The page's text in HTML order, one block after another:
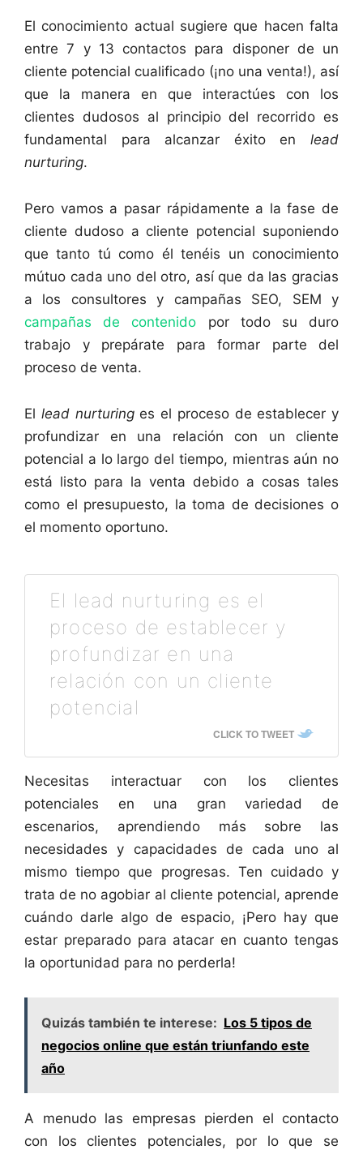
El conocimiento actual sugiere que hacen falta
entre 7 y 13 contactos para disponer de un
cliente potencial cualificado (¡no una venta!), así
que la manera en que interactúes con los
clientes dudosos al principio del recorrido es
fundamental para alcanzar éxito en lead
nurturing.
Pero vamos a pasar rápidamente a la fase de
cliente dudoso a cliente potencial suponiendo
que tanto tú como él tenéis un conocimiento
mútuo cada uno del otro, así que da las gracias
a los consultores y campañas SEO, SEM y
campañas de contenido por todo su duro
trabajo y prepárate para formar parte del
proceso de venta.
El lead nurturinges el proceso de establecer y
profundizar en una relación con un cliente
potencial a lo largo del tiempo, mientras aún no
está listo para la venta debido a cosas tales
como el presupuesto, la toma de decisiones o
el momento oportuno.
El lead nurturing es el
proceso de establecer y
profundizar en una
relación con un cliente
potencial
CLICK TO TWEET
Necesitas interactuar con los clientes
potenciales en una gran variedad de
escenarios, aprendiendo más sobre las
necesidades y capacidades de cada uno al
mismo tiempo que progresas. Ten cuidado y
trata de no agobiar al cliente potencial, aprende
cuándo darle algo de espacio, ¡Pero hay que
estar preparado para atacar en cuanto tengas
la oportunidad para no perderla!
Quizás también te interese: Los 5 tipos de
negocios online que están triunfando este
año
A menudo las empresas pierden el contacto
con los clientes potenciales, por lo que se